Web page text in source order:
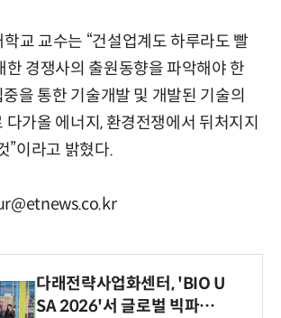
교 교수는 “건설업계도 하루라도 빨
한 경쟁사의 출원동향을 파악해야 한
중을 통한 기술개발 및 개발된 기술의
다가올 에너지, 환경전쟁에서 뒤처지지
”이라고 밝혔다.
다래전략사업화센터, 'BIO U
SA 2026'서 글로벌 빅파마